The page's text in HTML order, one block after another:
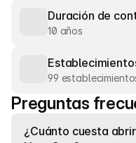
Duración de
10 años
99
Preguntas
¿Cuánto cuesta